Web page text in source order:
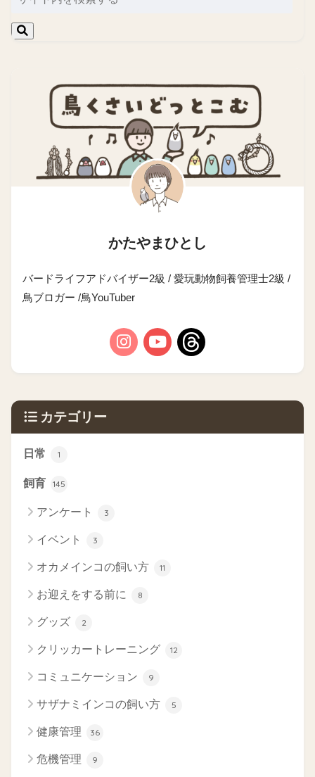
かたやまひとし
バードライフアドバイザー2級 / 愛玩動物飼養管理士2級 /
鳥ブロガー /鳥YouTuber
カテゴリー
日常 1
飼育 145
アンケート 3
イベント 3
オカメインコの飼い方 11
お迎えをする前に 8
グッズ 2
クリッカートレーニング 12
コミュニケーション 9
サザナミインコの飼い方 5
健康管理 36
危機管理 9